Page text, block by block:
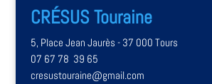
CRÉSUS Touraine
5, Place Jean Jaurès - 37 000 Tours
07 67 78 39 65
cresustouraine@gmail.com